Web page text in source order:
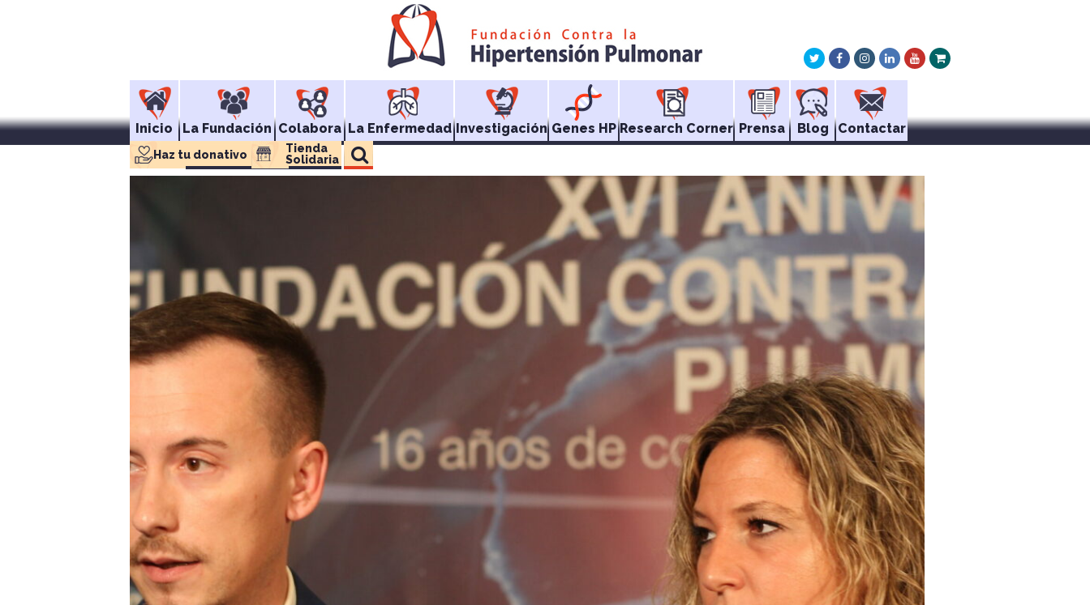
TwitterFacebookInstagram
LinkedInYoutube
Xing
Inicio La Fundación Colabora La Enfermedad Investigación Genes HP Research Corner Prensa Blog Contactar
Haz tu donativo
Tienda
Solidaria